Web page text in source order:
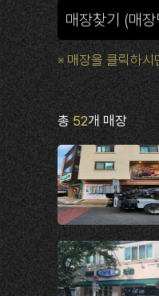
※ 매장을 클릭하시
총52개 매장